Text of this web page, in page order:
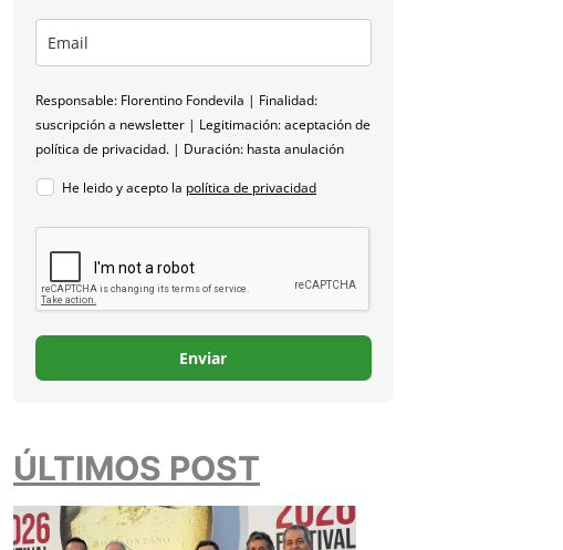
Responsable: Florentino Fondevila | Finalidad:
suscripción a newsletter | Legitimación: aceptación de
política de privacidad. | Duración: hasta anulación
He leido y acepto la política de privacidad
Enviar
ÚLTIMOS POST